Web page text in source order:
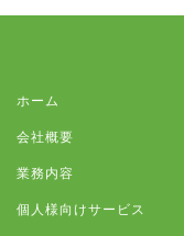
ホーム
会社概要
業務内容
個人様向けサービス